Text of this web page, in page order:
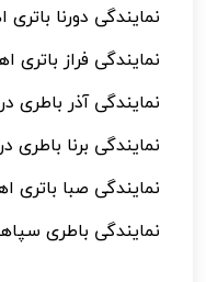
نمایندگی دورنا
نمایندگی فراز
نمایندگی آذر باطری
نمایندگی برنا
نمایندگی صبا
نمایندگی باطری